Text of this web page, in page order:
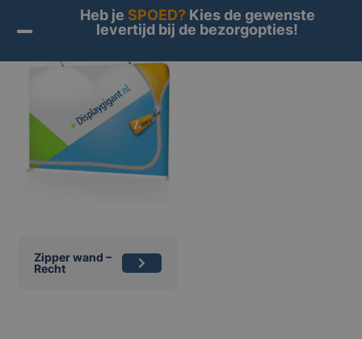
Zipper wand –
Recht
Heb je SPOED?Kies de gewenste
levertijd bij de bezorgopties!